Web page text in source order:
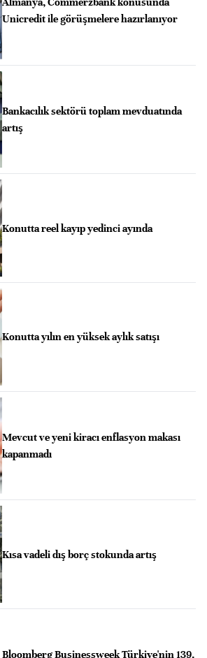
Unicredit ile görüşmelere hazırlanıyor
Bankacılık sektörü toplam mevduatında
artış
Konutta reel kayıp yedinci ayında
Konutta yılın en yüksek aylık satışı
Mevcut ve yeni kiracı enflasyon makası
kapanmadı
Kısa vadeli dış borç stokunda artış
Bloomberg Businessweek Türkiye'nin 139.